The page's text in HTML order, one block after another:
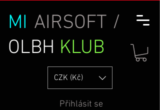
MI AIRSOFT /
OLBH KLUB
Přihlásit se
CZK (Kč)